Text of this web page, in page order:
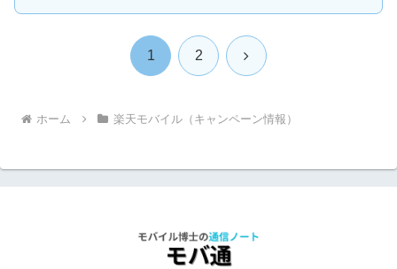
1 2 次
ホーム 楽天モバイル（キャンペーン情報）